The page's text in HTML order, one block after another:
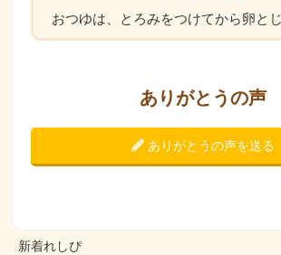
おつゆは、とろみをつけてから卵と
ありがとうの声
ありがとうの声を送る
新着れしぴ